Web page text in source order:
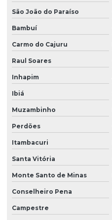
São João do Paraíso
Bambuí
Carmo do Cajuru
Raul Soares
Inhapim
Ibiá
Muzambinho
Perdões
Itambacuri
Santa Vitória
Monte Santo de Minas
Conselheiro Pena
Campestre